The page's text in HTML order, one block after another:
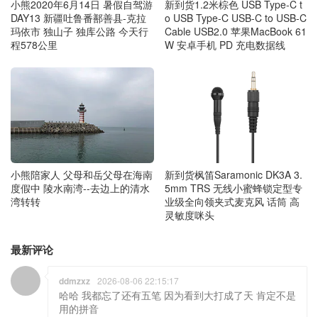
小熊2020年6月14日 暑假自驾游
DAY13 新疆吐鲁番鄯善县-克拉
玛依市 独山子 独库公路 今天行
程578公里
新到货1.2米棕色 USB Type-C t
o USB Type-C USB-C to USB-C
Cable USB2.0 苹果MacBook 61
W 安卓手机 PD 充电数据线
小熊陪家人 父母和岳父母在海南
度假中 陵水南湾--去边上的清水
湾转转
新到货枫笛Saramonic DK3A 3.
5mm TRS 无线小蜜蜂锁定型专
业级全向领夹式麦克风 话筒 高
灵敏度咪头
最新评论
ddmzxz 2026-08-06 22:15:17
哈哈 我都忘了还有五笔 因为看到大打成了天 肯定不是
用的拼音